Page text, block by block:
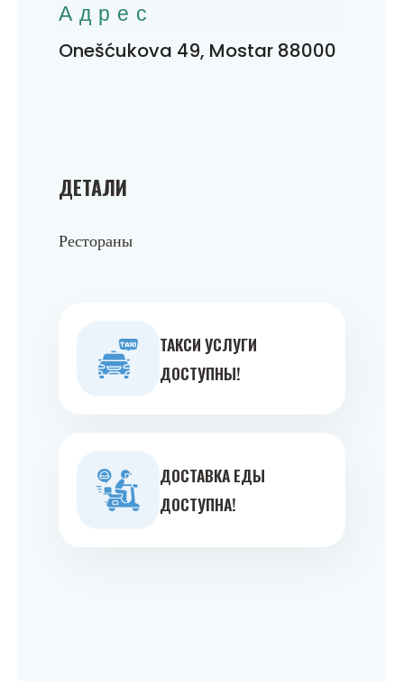
ДЕТАЛИ
Рестораны
ТАКСИ УСЛУГИ
ДОСТУПНЫ!
ДОСТАВКА ЕДЫ
ДОСТУПНА!
Адрес
Onešćukova 49, Mostar 88000